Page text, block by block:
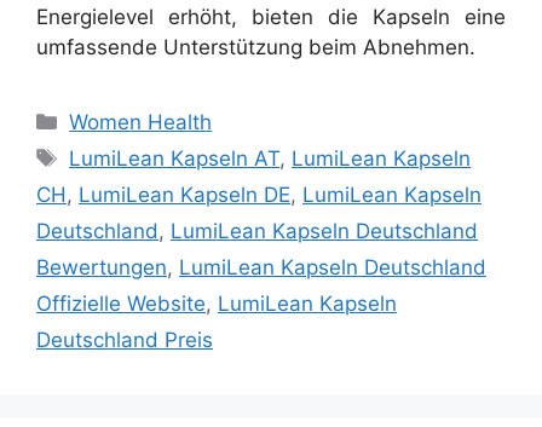
Energielevel erhöht, bieten die Kapseln eine
umfassende Unterstützung beim Abnehmen.
Categories
Women Health
Tags
LumiLean Kapseln AT, LumiLean Kapseln
CH, LumiLean Kapseln DE, LumiLean Kapseln
Deutschland, LumiLean Kapseln Deutschland
Bewertungen, LumiLean Kapseln Deutschland
Offizielle Website, LumiLean Kapseln
Deutschland Preis